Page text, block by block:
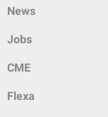
News
Jobs
CME
Flexa